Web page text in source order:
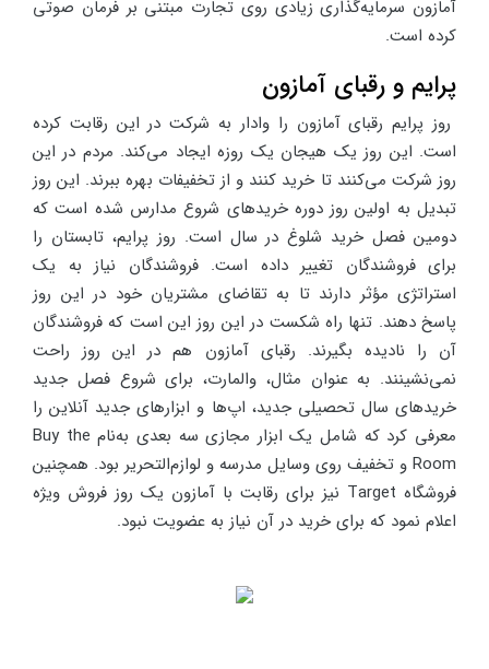
آمازون سرمایه‌گذاری زیادی روی تجارت مبتنی بر فرمان صوتی
کرده است.
پرایم و رقبای آمازون
روز پرایم رقبای آمازون را وادار به شرکت در این رقابت کرده
است. این روز یک هیجان یک روزه ایجاد می‌کند. مردم در این
روز شرکت می‌کنند تا خرید کنند و از تخفیفات بهره ببرند. این روز
تبدیل به اولین روز دوره خریدهای شروع مدارس شده است که
دومین فصل خرید شلوغ در سال است. روز پرایم، تابستان را
برای فروشندگان تغییر داده است. فروشندگان نیاز به یک
استراتژی مؤثر دارند تا به تقاضای مشتریان خود در این روز
پاسخ دهند. تنها راه شکست در این روز این است که فروشندگان
آن را نادیده بگیرند. رقبای آمازون هم در این روز راحت
نمی‌نشینند. به عنوان مثال، والمارت، برای شروع فصل جدید
خریدهای سال تحصیلی جدید، اپ‌ها و ابزارهای جدید آنلاین را
معرفی کرد که شامل یک ابزار مجازی سه بعدی به‌نام Buy the
Room و تخفیف روی وسایل مدرسه و لوازم‌التحریر بود. همچنین
فروشگاه Target نیز برای رقابت با آمازون یک روز فروش ویژه
اعلام نمود که برای خرید در آن نیاز به عضویت نبود.